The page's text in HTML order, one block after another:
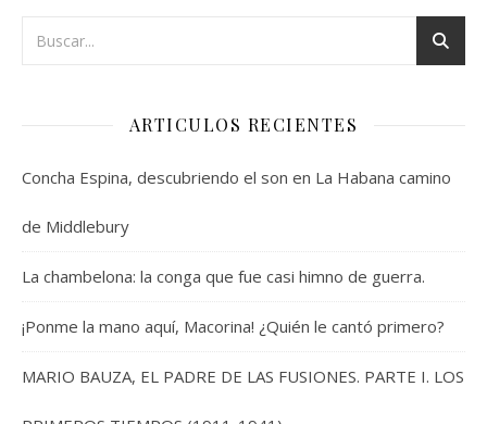
ARTICULOS RECIENTES
Concha Espina, descubriendo el son en La Habana camino
de Middlebury
La chambelona: la conga que fue casi himno de guerra.
¡Ponme la mano aquí, Macorina! ¿Quién le cantó primero?
MARIO BAUZA, EL PADRE DE LAS FUSIONES. PARTE I. LOS